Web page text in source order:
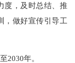
度，及时总结、推
，做好宣传引导工
年。